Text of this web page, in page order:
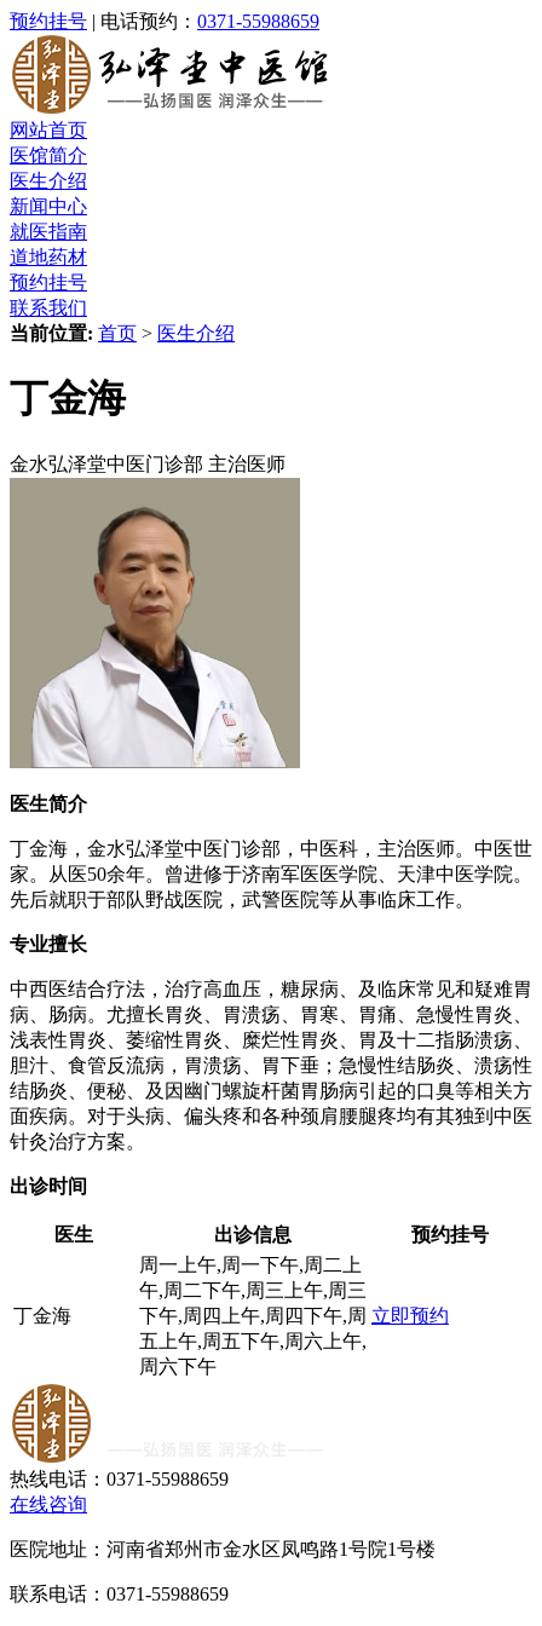
预约挂号 | 电话预约： 0371-55988659
网站首页
医馆简介
医生介绍
新闻中心
就医指南
道地药材
预约挂号
联系我们
当前位置: 首页 > 医生介绍
丁金海
金水弘泽堂中医门诊部 主治医师
医生简介
丁金海，金水弘泽堂中医门诊部，中医科，主治医师。中医世
家。从医50余年。曾进修于济南军医医学院、天津中医学院。
先后就职于部队野战医院，武警医院等从事临床工作。
专业擅长
中西医结合疗法，治疗高血压，糖尿病、及临床常见和疑难胃
病、肠病。尤擅长胃炎、胃溃疡、胃寒、胃痛、急慢性胃炎、
浅表性胃炎、萎缩性胃炎、糜烂性胃炎、胃及十二指肠溃疡、
胆汁、食管反流病，胃溃疡、胃下垂；急慢性结肠炎、溃疡性
结肠炎、便秘、及因幽门螺旋杆菌胃肠病引起的口臭等相关方
面疾病。对于头病、偏头疼和各种颈肩腰腿疼均有其独到中医
针灸治疗方案。
出诊时间
医生 出诊信息 预约挂号
丁金海
周一上午,周一下午,周二上
午,周二下午,周三上午,周三
下午,周四上午,周四下午,周
五上午,周五下午,周六上午,
周六下午
立即预约
热线电话：0371-55988659
在线咨询
医院地址：河南省郑州市金水区凤鸣路1号院1号楼
联系电话：0371-55988659